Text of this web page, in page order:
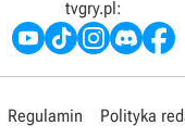
tvgry.pl:
Regulamin
Polityka